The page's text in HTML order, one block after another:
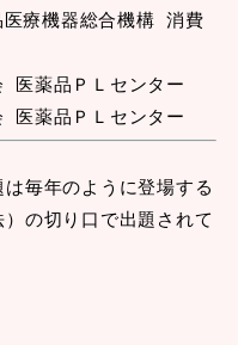
療機器総合機構 消費
医薬品ＰＬセンター
医薬品ＰＬセンター
毎年のように登場する
の切り口で出題されて